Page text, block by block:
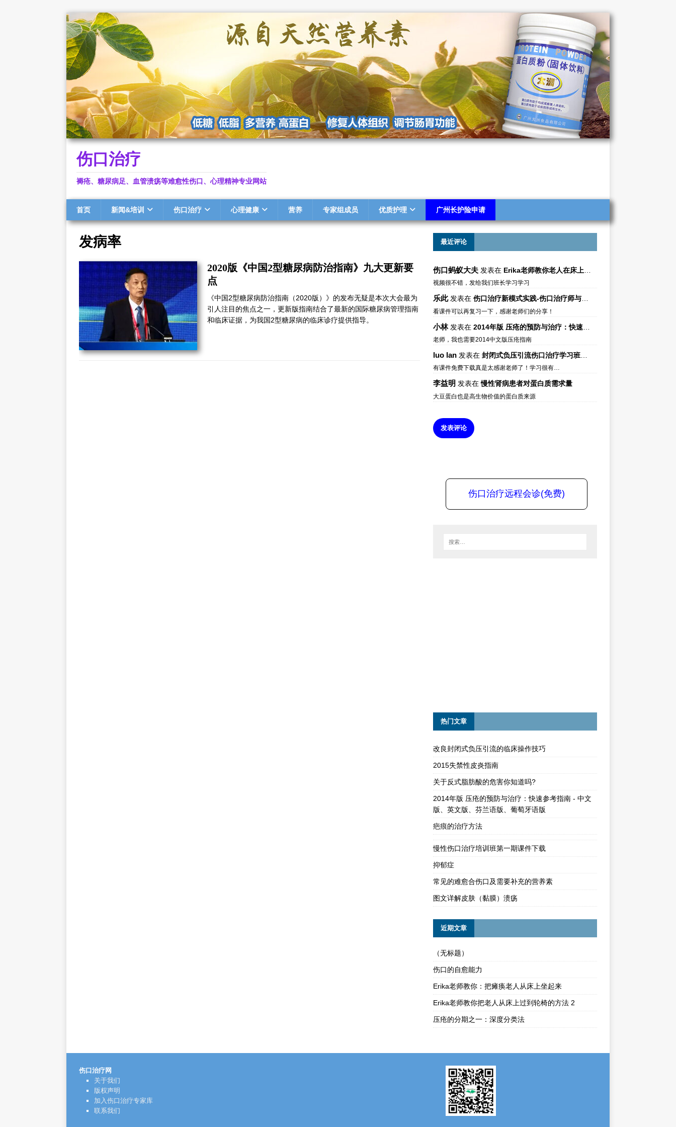
伤口治疗
褥疮、糖尿病足、血管溃疡等难愈性伤口、心理精神专业网站
首页 新闻&培训 伤口治疗 心理健康 营养 专家组成员 优质护理 广州长护险申请
发病率
2020版《中国2型糖尿病防治指南》九大更新要
点
《中国2型糖尿病防治指南（2020版）》的发布无疑是本次大会最为
引人注目的焦点之一，更新版指南结合了最新的国际糖尿病管理指南
和临床证据，为我国2型糖尿病的临床诊疗提供指导。
最近评论
伤口蚂蚁大夫发表在 Erika老师教你老人在床上如何左右翻身
视频很不错，发给我们班长学习学习
乐此发表在 伤口治疗新模式实践-伤口治疗师与伤口专科
看课件可以再复习一下，感谢老师们的分享！
小林发表在 2014年版 压疮的预防与治疗：快速参考指南 – 中文版、英文版、芬兰语版、葡萄牙语版
老师，我也需要2014中文版压疮指南
luo lan发表在 封闭式负压引流伤口治疗学习班课件资料免费下载
有课件免费下载真是太感谢老师了！学习很有…
李益明 发表在慢性肾病患者对蛋白质需求量
大豆蛋白也是高生物价值的蛋白质来源
发表评论
伤口治疗远程会诊(免费)
热门文章
改良封闭式负压引流的临床操作技巧
2015失禁性皮炎指南
关于反式脂肪酸的危害你知道吗?
2014年版 压疮的预防与治疗：快速参考指南 - 中文
版、英文版、芬兰语版、葡萄牙语版
疤痕的治疗方法
慢性伤口治疗培训班第一期课件下载
抑郁症
常见的难愈合伤口及需要补充的营养素
图文详解皮肤（黏膜）溃疡
近期文章
（无标题）
伤口的自愈能力
Erika老师教你：把瘫痪老人从床上坐起来
Erika老师教你把老人从床上过到轮椅的方法 2
压疮的分期之一：深度分类法
伤口治疗网
关于我们
版权声明
加入伤口治疗专家库
联系我们